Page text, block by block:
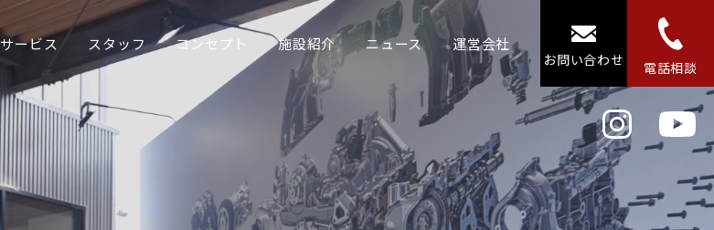
サービス スタッフ コンセプト 施設紹介 ニュース 運営会社
お問い合わせ 電話相談